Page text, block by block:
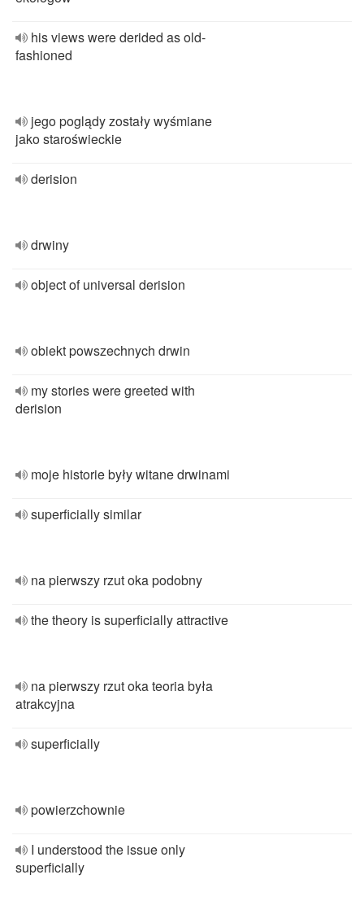
his views were derided as old-
fashioned
jego poglądy zostały wyśmiane
jako staroświeckie
derision
drwiny
object of universal derision
obiekt powszechnych drwin
my stories were greeted with
derision
moje historie były witane drwinami
superficially similar
na pierwszy rzut oka podobny
the theory is superficially attractive
na pierwszy rzut oka teoria była
atrakcyjna
superficially
powierzchownie
I understood the issue only
superficially